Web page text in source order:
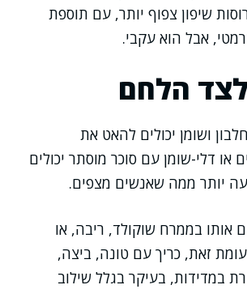
שיפון צפוף יותר, עם תוספת
אבל הוא עקבי.
הלחם
ושומן יכולים להאט את
דלי-שומן עם סוכר מוסתר יכולים
יותר ממה שאנשים מצפים.
אותו בממרח שוקולד, ריבה, או
זאת, כריך עם טונה, ביצה,
במדידות, בעיקר בגלל שילוב